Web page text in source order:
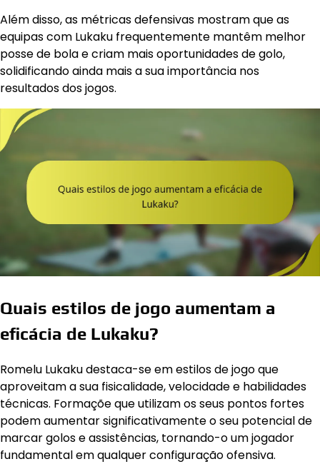
Além disso, as métricas defensivas mostram que as
equipas com Lukaku frequentemente mantêm melhor
posse de bola e criam mais oportunidades de golo,
solidificando ainda mais a sua importância nos
resultados dos jogos.
Quais estilos de jogo aumentam a
eficácia de Lukaku?
Romelu Lukaku destaca-se em estilos de jogo que
aproveitam a sua fisicalidade, velocidade e habilidades
técnicas. Formaçõe que utilizam os seus pontos fortes
podem aumentar significativamente o seu potencial de
marcar golos e assistências, tornando-o um jogador
fundamental em qualquer configuração ofensiva.